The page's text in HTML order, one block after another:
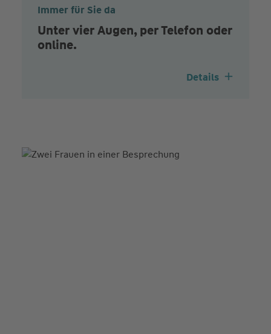
Immer für Sie da
Unter vier Augen, per Telefon oder
online.
Details